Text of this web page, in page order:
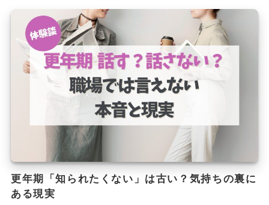
更年期「知られたくない」は古い？気持ちの裏に
ある現実